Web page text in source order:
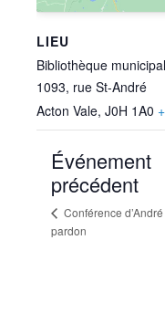
LIEU
Bibliothèque
1093, rue St-André
Acton Vale, J0H 1A0
Événement
précédent
Conférence
pardon